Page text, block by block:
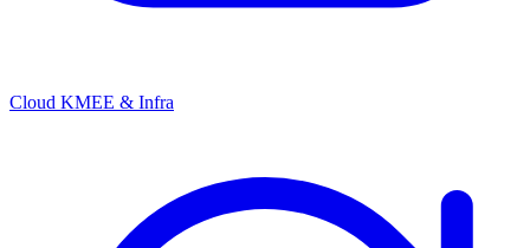
Cloud KMEE & Infra